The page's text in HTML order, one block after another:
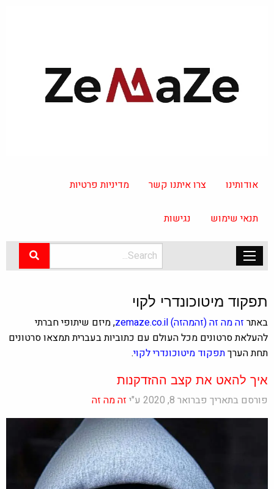
אודותינו צרו איתנו קשר מדיניות פרטיות
תנאי שימוש נגישות
תפקוד מיטוכונדרי לקוי
באתרזה מה זה(זהמהזה)zemaze.co.il, מיזם שיתופי חברתי
להעלאת סרטונים מכל העולם עם כתוביות בעברית תמצאו סרטונים
תחת הערךתפקוד מיטוכונדרי לקוי.
איך להאט את קצב ההזדקנות
פורסם בתאריך פברואר 8, 2020 ע"י זה מה זה